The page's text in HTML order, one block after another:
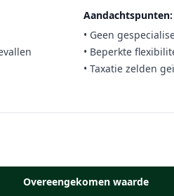
Aandachtspunten:
• Geen
• Beperkte
• Taxatie zelden
Overeengekomen waarde